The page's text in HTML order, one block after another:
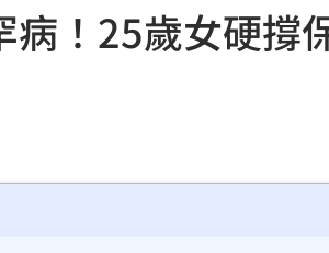
4人喪命 23:59
引人關注
談前夫互動
朗革命衛隊 23:37
病！25歲女硬